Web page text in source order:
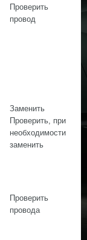
Проверить
провод
Заменить
Проверить, при
необходимости
заменить
Проверить
провода